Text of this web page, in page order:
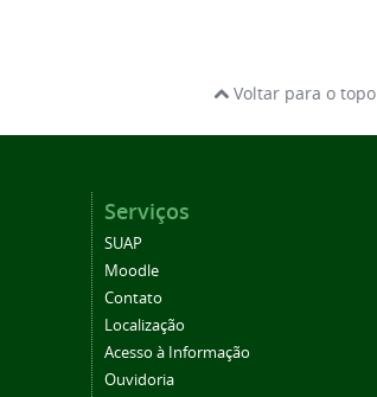
Voltar para o topo
Serviços
SUAP
Moodle
Contato
Localização
Acesso à Informação
Ouvidoria